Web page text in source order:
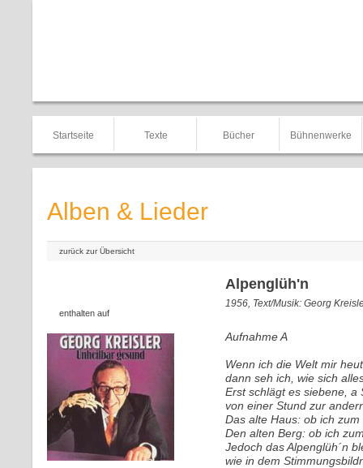
Startseite Texte Bücher Bühnenwerke
Alben & Lieder
zurück zur Übersicht
enthalten auf
Alpenglüh'n
1956, Text/Musik: Georg
Aufnahme A
Wenn ich die Welt mir
dann seh ich, wie sich
Erst schlägt es siebene, a
von einer Stund zur
Das alte Haus: ob ich
Den alten Berg: ob ich
Jedoch das Alpenglüh´n
wie in dem